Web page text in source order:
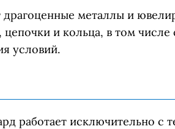
металлы и
и кольца, в том
условий.
работает исключительно с